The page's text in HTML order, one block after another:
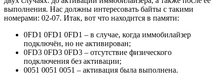
выполнения. Нас должны интересовать байты с такими
номерами: 02-07. Итак, вот что находится в памяти:
0FD1 0FD1 0FD1 – в случае, когда иммобилайзер
подключён, но не активирован;
0FD3 0FD3 0FD3 – отсутствие физического
подключения без активации;
0051 0051 0051 – активация была выполнена.